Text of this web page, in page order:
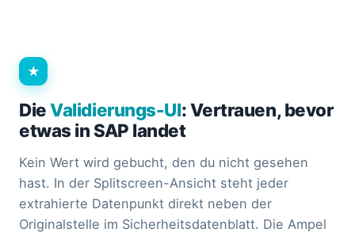
★
DieValidierungs-UI: Vertrauen, bevor
etwas in SAP landet
Kein Wert wird gebucht, den du nicht gesehen
hast. In der Splitscreen-Ansicht steht jeder
extrahierte Datenpunkt direkt neben der
Originalstelle im Sicherheitsdatenblatt. Die Ampel